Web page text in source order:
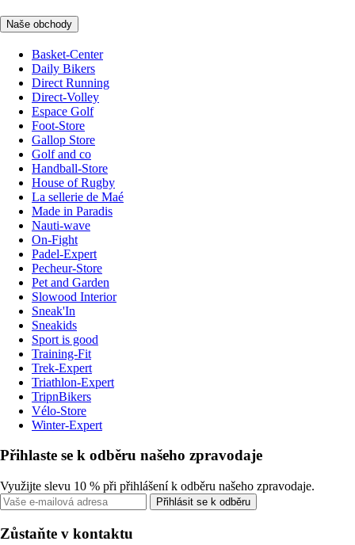
Naše obchody
Basket-Center
Daily Bikers
Direct Running
Direct-Volley
Espace Golf
Foot-Store
Gallop Store
Golf and co
Handball-Store
House of Rugby
La sellerie de Maé
Made in Paradis
Nauti-wave
On-Fight
Padel-Expert
Pecheur-Store
Pet and Garden
Slowood Interior
Sneak'In
Sneakids
Sport is good
Training-Fit
Trek-Expert
Triathlon-Expert
TripnBikers
Vélo-Store
Winter-Expert
Přihlaste se k odběru našeho zpravodaje
Využijte slevu 10 % při přihlášení k odběru našeho zpravodaje.
Přihlásit se k odběru
Zůstaňte v kontaktu